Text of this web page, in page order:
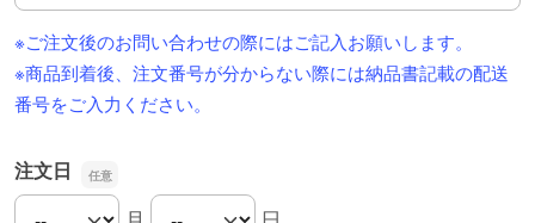
※ご注文後のお問い合わせの際にはご記入お願いします。
※商品到着後、注文番号が分からない際には納品書記載の配送
番号をご入力ください。
注文日